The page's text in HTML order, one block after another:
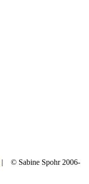
| © Sabine Spohr 2006-